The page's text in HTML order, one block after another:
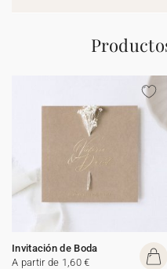
Invitación de Boda
A partir de 1,60 €